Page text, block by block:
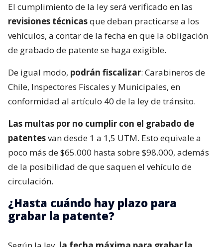
El cumplimiento de la ley será verificado en las
revisiones técnicasque deban practicarse a los
vehículos, a contar de la fecha en que la obligación
de grabado de patente se haga exigible.
De igual modo, podrán fiscalizar: Carabineros de
Chile, Inspectores Fiscales y Municipales, en
conformidad al artículo 40 de la ley de tránsito.
Las multas por no cumplir con el grabado de
patentesvan desde 1 a 1,5 UTM. Esto equivale a
poco más de $65.000 hasta sobre $98.000, además
de la posibilidad de que saquen el vehículo de
circulación.
¿Hasta cuándo hay plazo para
grabar la patente?